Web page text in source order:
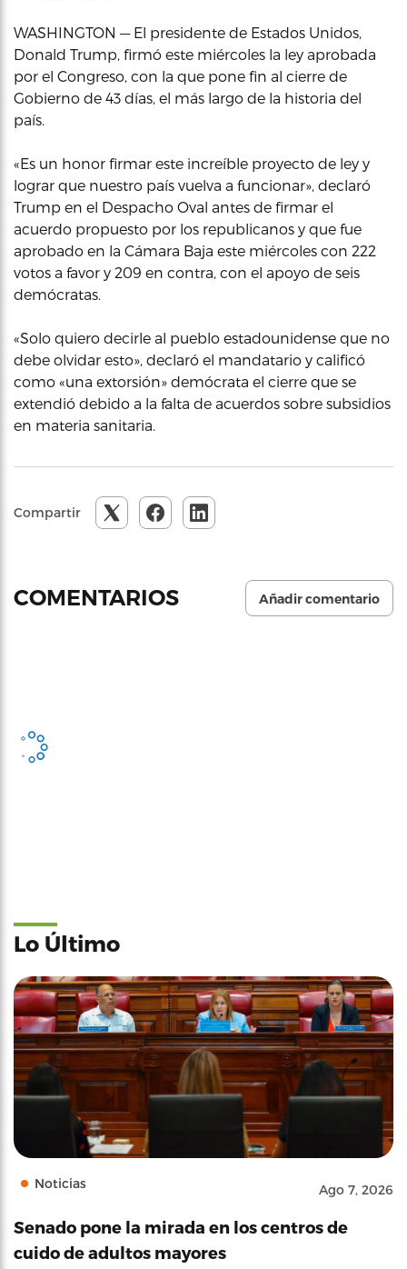
WASHINGTON — El presidente de Estados Unidos,
Donald Trump, firmó este miércoles la ley aprobada
por el Congreso, con la que pone fin al cierre de
Gobierno de 43 días, el más largo de la historia del
país.
«Es un honor firmar este increíble proyecto de ley y
lograr que nuestro país vuelva a funcionar», declaró
Trump en el Despacho Oval antes de firmar el
acuerdo propuesto por los republicanos y que fue
aprobado en la Cámara Baja este miércoles con 222
votos a favor y 209 en contra, con el apoyo de seis
demócratas.
«Solo quiero decirle al pueblo estadounidense que no
debe olvidar esto», declaró el mandatario y calificó
como «una extorsión» demócrata el cierre que se
extendió debido a la falta de acuerdos sobre subsidios
en materia sanitaria.
Compartir
COMENTARIOS Añadir comentario
Lo Último
Noticias Ago 7, 2026
Senado pone la mirada en los centros de
cuido de adultos mayores